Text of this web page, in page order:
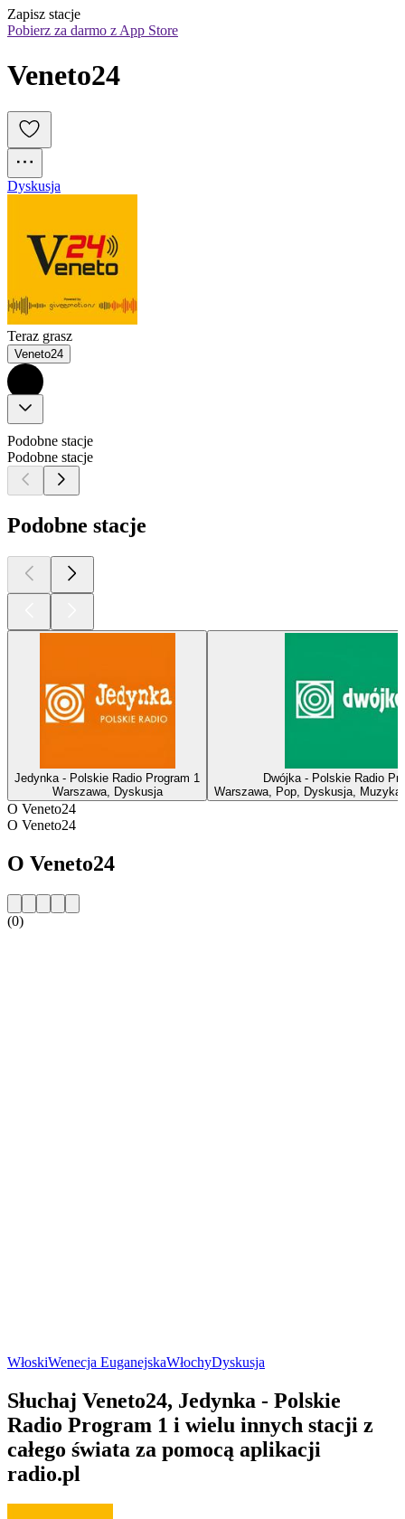
Zapisz stacje
Pobierz za darmo z App Store
Veneto24
Dyskusja
Teraz grasz
Veneto24
Podobne stacje
Podobne stacje
Podobne stacje
Jedynka - Polskie Radio Program 1
Warszawa, Dyskusja
Dwójka - Polskie Radio
Warszawa, Pop, Dyskusja,
O Veneto24
O Veneto24
O Veneto24
(0)
WłoskiWenecja EuganejskaWłochyDyskusja
Słuchaj Veneto24, Jedynka - Polskie
Radio Program 1 i wielu innych stacji z
całego świata za pomocą aplikacji
radio.pl